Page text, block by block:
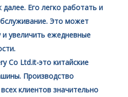
Его легко работать и
Это может
увеличить ежедневные
Co Ltd.it-это китайские
Производство
клиентов значительно